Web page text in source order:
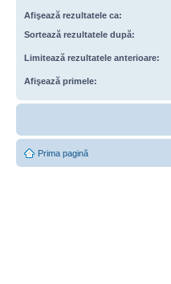
Afişează rezultatele ca:
Sortează rezultatele după:
Limitează rezultatele anterioare:
Afişează primele:
Prima pagină